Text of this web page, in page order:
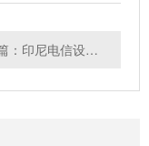
下一篇：印尼电信设备认证符合性声明格式更新 2025年8月1日起生效